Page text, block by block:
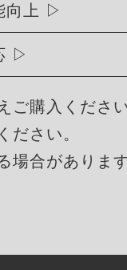
向上
購入ください
ださい。
合があります